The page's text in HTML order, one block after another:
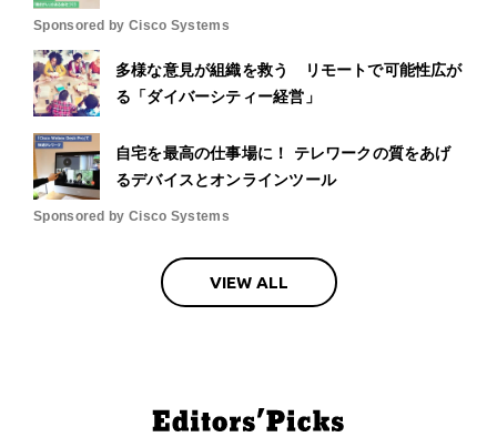
Sponsored by Cisco Systems
多様な意見が組織を救う リモートで可能性広が
る「ダイバーシティー経営」
自宅を最高の仕事場に！ テレワークの質をあげ
るデバイスとオンラインツール
Sponsored by Cisco Systems
VIEW ALL